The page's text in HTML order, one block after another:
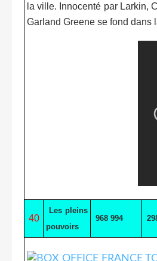
la ville. Innocenté par Larkin,
Garland Greene se fond dans
40
Les pleins
pouvoirs
968 994